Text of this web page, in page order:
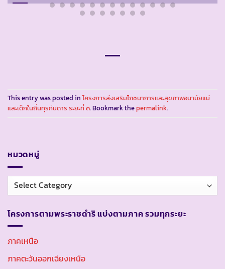
This entry was posted in โครงการส่งเสริมโภชนาการและสุขภาพอนามัยแม่
และเด็กในถิ่นทุรกันดาร ระยะที่ ๓. Bookmark thepermalink.
หมวดหมู่
หมวด
หมู่
โครงการตามพระราชดำริ แบ่งตามภาค รวมทุกระยะ
ภาคเหนือ
ภาคตะวันออกเฉียงเหนือ